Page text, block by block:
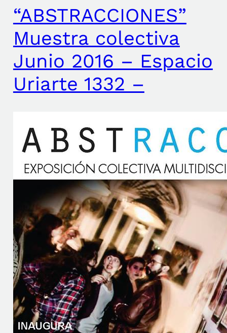
“ABSTRACCIONES”
Muestra colectiva
Junio 2016 – Espacio
Uriarte 1332 –